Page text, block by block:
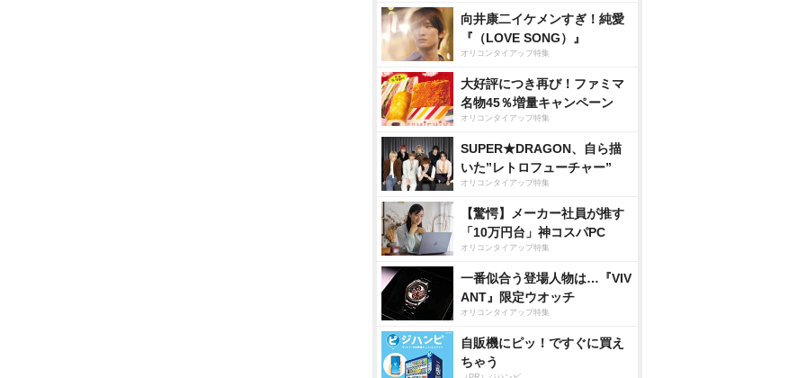
向井康二イケメンすぎ！純愛
『（LOVE SONG）』
オリコンタイアップ特集
大好評につき再び！ファミマ
名物45％増量キャンペーン
オリコンタイアップ特集
SUPER★DRAGON、自ら描
いた”レトロフューチャー”
オリコンタイアップ特集
【驚愕】メーカー社員が推す
「10万円台」神コスパPC
オリコンタイアップ特集
一番似合う登場人物は…『VIV
ANT』限定ウオッチ
オリコンタイアップ特集
自販機にピッ！ですぐに買え
ちゃう